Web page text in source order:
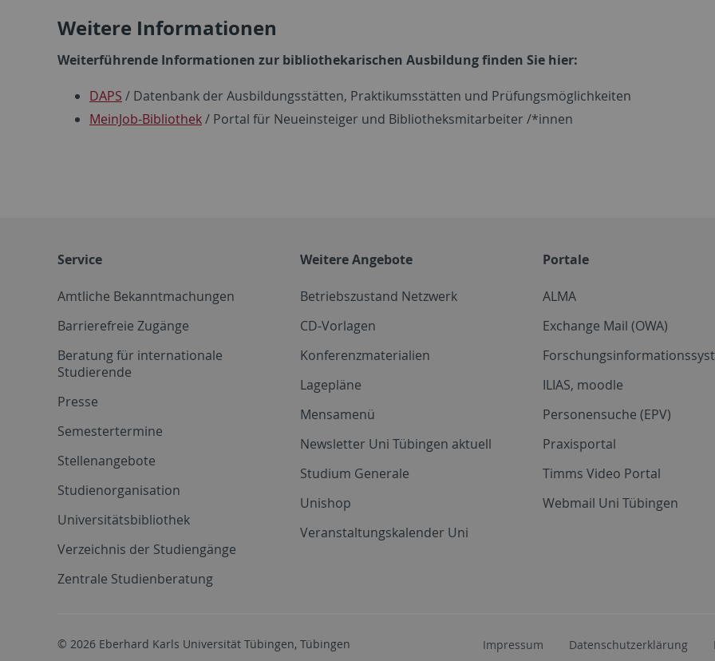
Weitere Informationen
Weiterführende Informationen zur bibliothekarischen Ausbildung finden Sie hier:
DAPS / Datenbank der Ausbildungsstätten, Praktikumsstätten und Prüfungsmöglichkeiten
MeinJob-Bibliothek/ Portal für Neueinsteiger und Bibliotheksmitarbeiter /*innen
Service
Amtliche Bekanntmachungen
Barrierefreie Zugänge
Beratung für internationale
Studierende
Presse
Semestertermine
Stellenangebote
Studienorganisation
Universitätsbibliothek
Verzeichnis der Studiengänge
Zentrale Studienberatung
Weitere Angebote
Betriebszustand Netzwerk
CD-Vorlagen
Konferenzmaterialien
Lagepläne
Mensamenü
Newsletter Uni Tübingen aktuell
Studium Generale
Unishop
Veranstaltungskalender Uni
Portale
ALMA
Exchange Mail (OWA)
ILIAS, moodle
Personensuche (EPV)
Praxisportal
Timms Video Portal
Webmail Uni Tübingen
© 2026 Eberhard Karls Universität Tübingen, Tübingen Impressum Datenschutzerklärung